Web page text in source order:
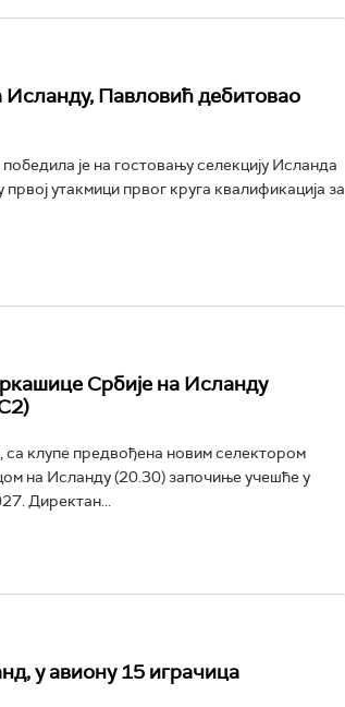
Павловић дебитовао
је на гостовању селекцију Исланда
утакмици првог круга квалификација за
Србије на Исланду
клупе предвођена новим селектором
на Исланду (20.30) започиње учешће у
Директан...
у авиону 15 играчица